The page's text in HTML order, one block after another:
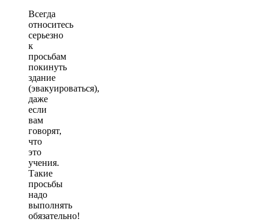
Всегда
относитесь
серьезно
к
просьбам
покинуть
здание
(эвакуироваться),
даже
если
вам
говорят,
что
это
учения.
Такие
просьбы
надо
выполнять
обязательно!